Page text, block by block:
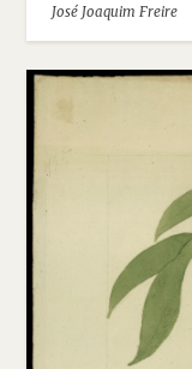
José Joaquim Freire